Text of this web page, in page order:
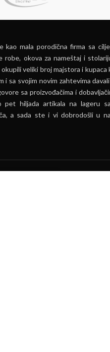
kao mala porodična firma sa
okova za nameštaj i
veliki broj majstora i kupaca
i sa svojim novim zahtevima
sa proizvođačima i
pet hiljada artikala na lageru
a sada ste i vi dobrodošli u